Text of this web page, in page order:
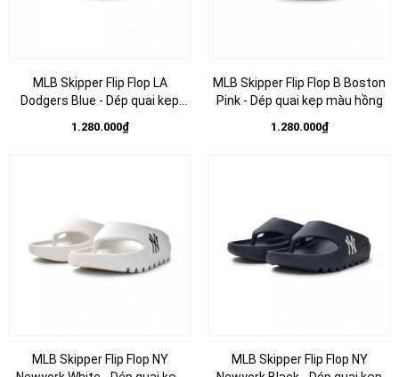
MLB Skipper Flip Flop LA
Dodgers Blue - Dép quai kẹp
1.280.000₫
MLB Skipper Flip Flop B Boston
Pink - Dép quai kẹp màu hồng
1.280.000₫
MLB Skipper Flip Flop NY
MLB Skipper Flip Flop NY